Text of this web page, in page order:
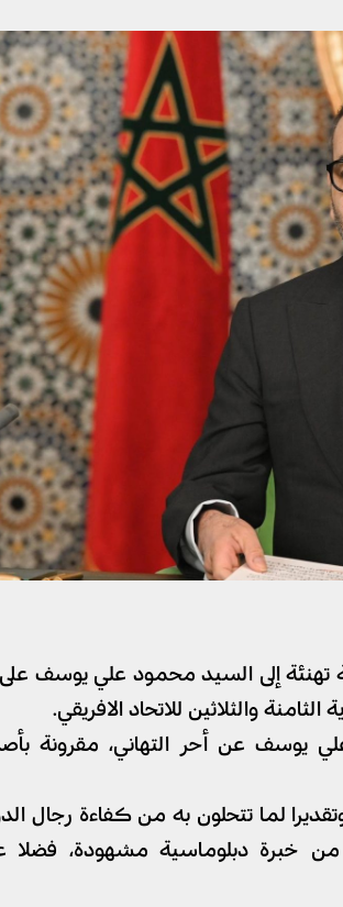
إلى السيد محمود علي يوسف على
والثلاثين للاتحاد الافريقي.
يوسف عن أحر التهاني، مقرونة
لما تتحلون به من كفاءة رجال
من خبرة دبلوماسية مشهودة، فضلا